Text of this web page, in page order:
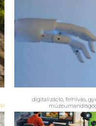
digitalizáció,felhívás,